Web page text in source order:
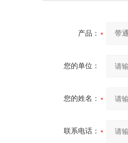
产品：
您的单位：
您的姓名：
联系电话：